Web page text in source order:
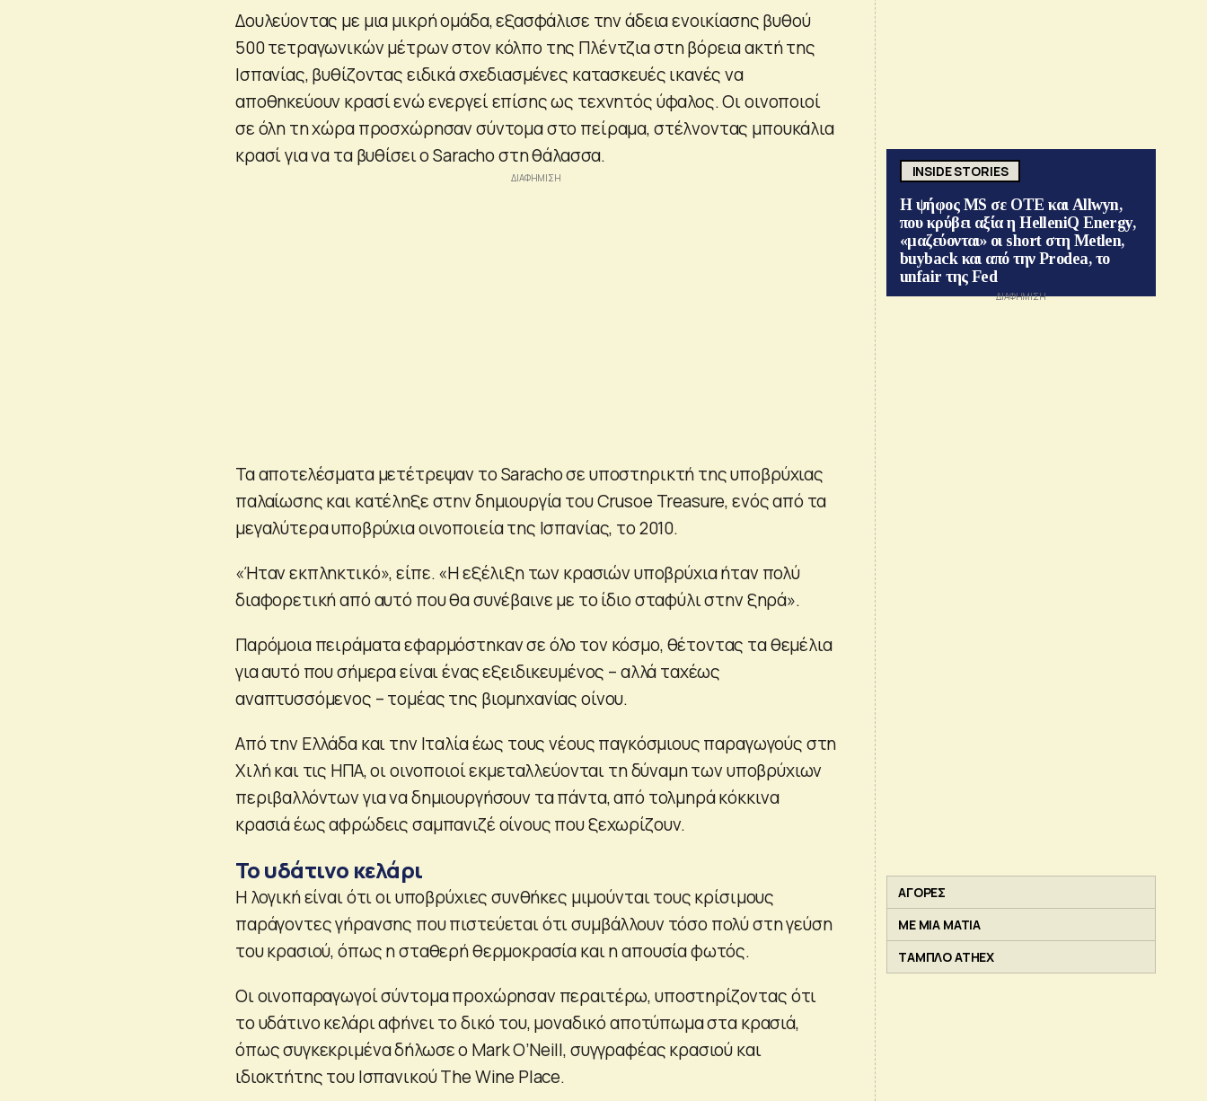
Δουλεύοντας με μια μικρή ομάδα, εξασφάλισε την άδεια ενοικίασης βυθού
500 τετραγωνικών μέτρων στον κόλπο της Πλέντζια στη βόρεια ακτή της
Ισπανίας, βυθίζοντας ειδικά σχεδιασμένες κατασκευές ικανές να
αποθηκεύουν κρασί ενώ ενεργεί επίσης ως τεχνητός ύφαλος. Οι οινοποιοί
σε όλη τη χώρα προσχώρησαν σύντομα στο πείραμα, στέλνοντας μπουκάλια
κρασί για να τα βυθίσει ο Saracho στη θάλασσα.
Τα αποτελέσματα μετέτρεψαν το Saracho σε υποστηρικτή της υποβρύχιας
παλαίωσης και κατέληξε στην δημιουργία του Crusoe Treasure, ενός από τα
μεγαλύτερα υποβρύχια οινοποιεία της Ισπανίας, το 2010.
«Ήταν εκπληκτικό», είπε. «Η εξέλιξη των κρασιών υποβρύχια ήταν πολύ
διαφορετική από αυτό που θα συνέβαινε με το ίδιο σταφύλι στην ξηρά».
Παρόμοια πειράματα εφαρμόστηκαν σε όλο τον κόσμο, θέτοντας τα θεμέλια
για αυτό που σήμερα είναι ένας εξειδικευμένος – αλλά ταχέως
αναπτυσσόμενος – τομέας της βιομηχανίας οίνου.
Από την Ελλάδα και την Ιταλία έως τους νέους παγκόσμιους παραγωγούς στη
Χιλή και τις ΗΠΑ, οι οινοποιοί εκμεταλλεύονται τη δύναμη των υποβρύχιων
περιβαλλόντων για να δημιουργήσουν τα πάντα, από τολμηρά κόκκινα
κρασιά έως αφρώδεις σαμπανιζέ οίνους που ξεχωρίζουν.
Το υδάτινο κελάρι
Η λογική είναι ότι οι υποβρύχιες συνθήκες μιμούνται τους κρίσιμους
παράγοντες γήρανσης που πιστεύεται ότι συμβάλλουν τόσο πολύ στη γεύση
του κρασιού, όπως η σταθερή θερμοκρασία και η απουσία φωτός.
Οι οινοπαραγωγοί σύντομα προχώρησαν περαιτέρω, υποστηρίζοντας ότι
το υδάτινο κελάρι αφήνει το δικό του, μοναδικό αποτύπωμα στα κρασιά,
όπως συγκεκριμένα δήλωσε ο Mark O’Neill, συγγραφέας κρασιού και
ιδιοκτήτης του Ισπανικού The Wine Place.
INSIDE STORIES
Η ψήφος MS σε ΟΤΕ και Allwyn,
που κρύβει αξία η HelleniQ Energy,
«μαζεύονται» οι short στη Metlen,
buyback και από την Prodea, το
unfair της Fed
ΑΓΟΡΕΣ
ΜΕ ΜΙΑ ΜΑΤΙΑ
ΤΑΜΠΛΟ ATHEX